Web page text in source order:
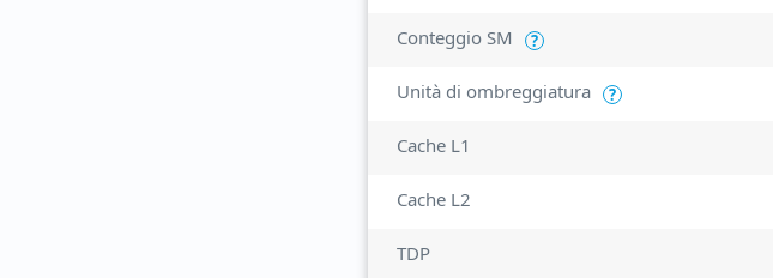
Conteggio SM ?
Unità di ombreggiatura ?
Cache L1
Cache L2
TDP